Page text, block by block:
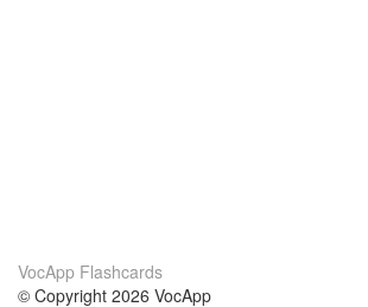
VocApp Flashcards
© Copyright 2026 VocApp